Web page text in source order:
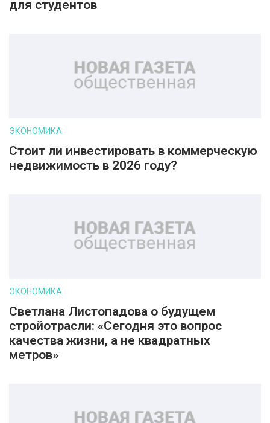
для студентов
ЭКОНОМИКА
Стоит ли инвестировать в коммерческую
недвижимость в 2026 году?
ЭКОНОМИКА
Светлана Листопадова о будущем
стройотрасли: «Сегодня это вопрос
качества жизни, а не квадратных
метров»